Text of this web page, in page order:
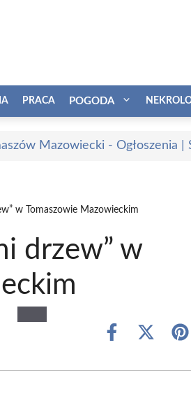
PRACA POGODA
Mazowiecki - Ogłoszenia
w Tomaszowie Mazowieckim
drzew” w
Share
Share
(Twitter)